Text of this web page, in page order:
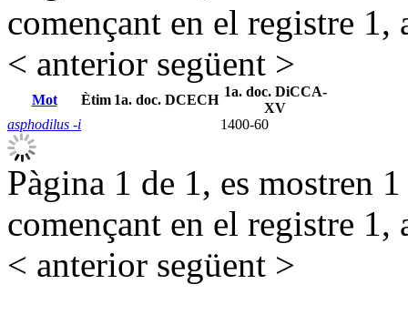
començant en el registre 1,
< anterior següent >
Mot Ètim 1a. doc. DCECH
1a. doc. DiCCA-
XV
asphodilus -i
1400-60
Pàgina 1 de 1, es mostren
començant en el registre 1,
< anterior següent >